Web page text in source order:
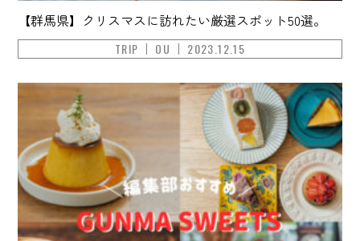
【群馬県】クリスマスに訪れたい厳選スポット50選。
TRIP OU 2023.12.15